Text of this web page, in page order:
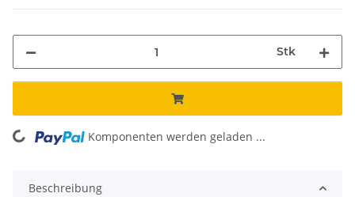
Stk
Komponenten werden geladen ...
Beschreibung